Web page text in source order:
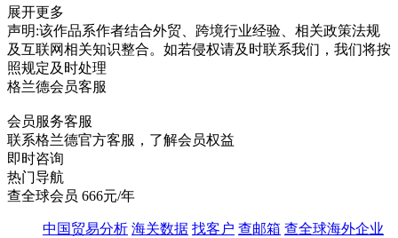
展开更多
声明:该作品系作者结合外贸、跨境行业经验、相关政策法规
及互联网相关知识整合。如若侵权请及时联系我们，我们将按
照规定及时处理
格兰德会员客服
会员服务客服
联系格兰德官方客服，了解会员权益
即时咨询
热门导航
查全球会员 666元/年
中国贸易分析 海关数据 找客户 查邮箱 查全球海外企业